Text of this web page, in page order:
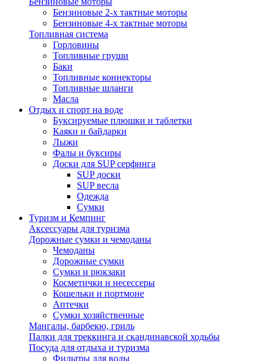
Бензиновые 2-х тактные моторы
Бензиновые 4-х тактные моторы
Топливная система
Горловины
Топливные груши
Баки
Топливные коннекторы
Топливные шланги
Масла
Отдых и спорт на воде
Буксируемые плюшки и таблетки
Каяки и байдарки
Лыжи
Фалы и буксиры
Доски для SUP серфинга
SUP доски
SUP весла
Одежда
Сумки
Туризм и Кемпинг
Аксессуары для туризма
Дорожные сумки и чемоданы
Чемоданы
Дорожные сумки
Сумки и рюкзаки
Косметички и несессеры
Кошельки и портмоне
Аптечки
Сумки хозяйственные
Мангалы, барбекю, гриль
Палки для треккинга и скандинавской ходьбы
Посуда для отдыха и туризма
Фильтры для воды